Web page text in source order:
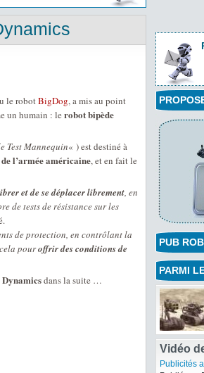
le robotBigDog, a mis au point
un humain : le robot bipède
Test Mannequin« ) est destiné à
l’armée américaine, et en fait le
et de se déplacer librement, en
de tests de résistance sur les
de protection, en contrôlant la
pouroffrir des conditions de
Dynamicsdans la suite …
PUB
PARMI